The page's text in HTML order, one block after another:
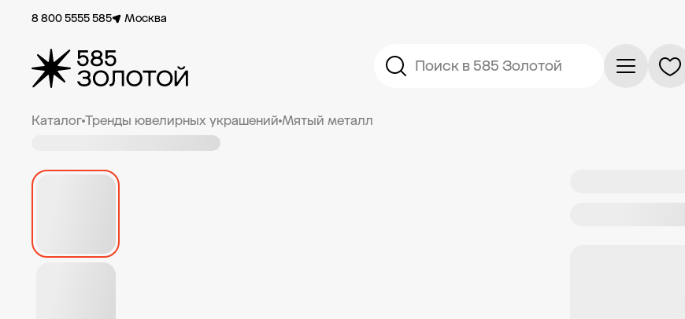
8 800 5555 585 Москва
Поиск в 585 Золотой
Каталог Тренды ювелирных украшений Мятый металл